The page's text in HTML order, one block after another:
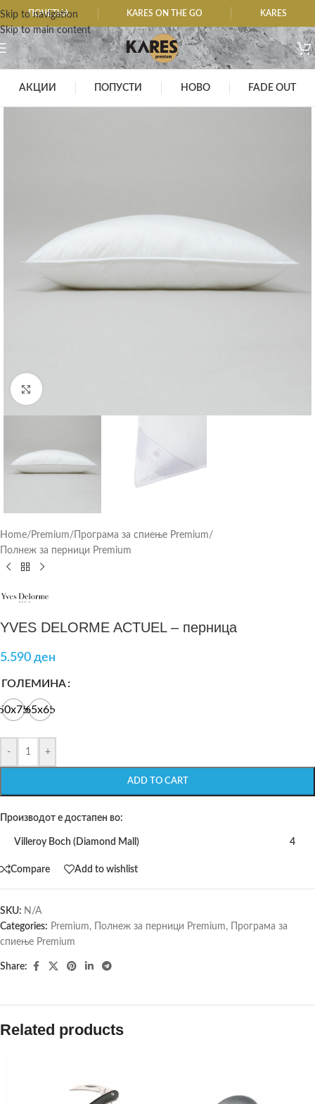
Skip to navigation
Skip to main content
ПОЧЕТНА KARES ON THE GO KARES
АКЦИИ ПОПУСТИ НОВО FADE OUT
Home/ Premium/ Програма за спиење Premium/
Полнеж за перници Premium
YVES DELORME ACTUEL – перница
5.590 ден
ГОЛЕМИНА
65x65
- +
ADD TO CART
Производот е достапен во:
Villeroy Boch (Diamond Mall) 4
Compare Add to wishlist
SKU: N/A
Categories: Premium, Полнеж за перници Premium,
Програма за
спиење Premium
Share:
Related products